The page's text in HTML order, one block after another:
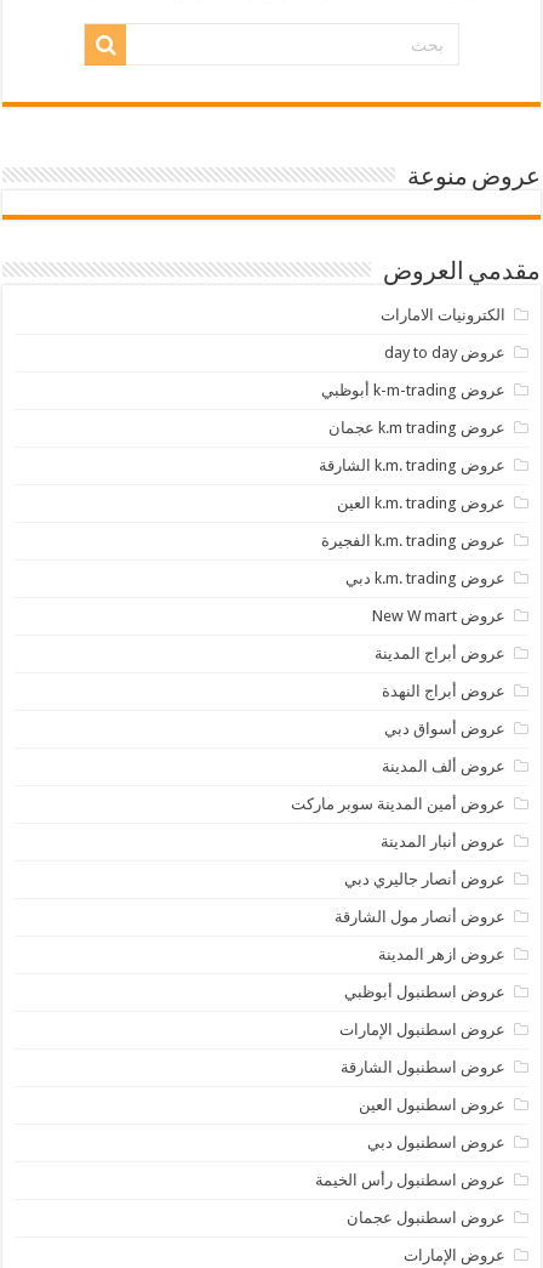
عروض منوعة
مقدمي العروض
الكترونيات الامارات
عروض day to day
عروض k-m-trading أبوظبي
عروض k.m trading عجمان
عروض k.m. trading الشارقة
عروض k.m. trading العين
عروض k.m. trading الفجيرة
عروض k.m. trading دبي
عروض New W mart
عروض أبراج المدينة
عروض أبراج النهدة
عروض أسواق دبي
عروض ألف المدينة
عروض أمين المدينة سوبر ماركت
عروض أنبار المدينة
عروض أنصار جاليري دبي
عروض أنصار مول الشارقة
عروض ازهر المدينة
عروض اسطنبول أبوظبي
عروض اسطنبول الإمارات
عروض اسطنبول الشارقة
عروض اسطنبول العين
عروض اسطنبول دبي
عروض اسطنبول رأس الخيمة
عروض اسطنبول عجمان
عروض الإمارات